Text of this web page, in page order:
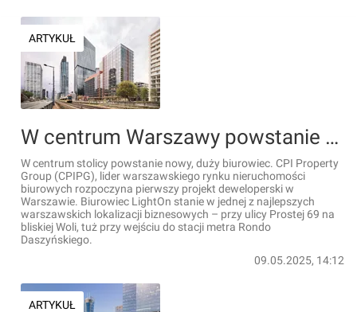
ARTYKUŁ
W centrum Warszawy powstanie nowy, duży biurowiec [WIZUALIZACJE]
W centrum stolicy powstanie nowy, duży biurowiec. CPI Property
Group (CPIPG), lider warszawskiego rynku nieruchomości
biurowych rozpoczyna pierwszy projekt deweloperski w
Warszawie. Biurowiec LightOn stanie w jednej z najlepszych
warszawskich lokalizacji biznesowych – przy ulicy Prostej 69 na
bliskiej Woli, tuż przy wejściu do stacji metra Rondo
Daszyńskiego.
09.05.2025, 14:12
ARTYKUŁ